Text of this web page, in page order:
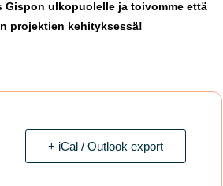
Gispon ulkopuolelle ja toivomme että
projektien kehityksessä!
+ iCal / Outlook export